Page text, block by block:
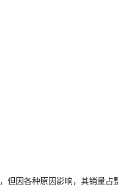
但因各种原因影响，其销量占